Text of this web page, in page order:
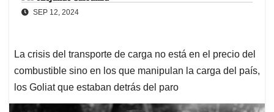
SEP 12, 2024
La crisis del transporte de carga no está en el precio del
combustible sino en los que manipulan la carga del país,
los Goliat que estaban detrás del paro